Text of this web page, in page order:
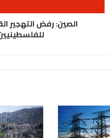
الصين: رفض التهجير